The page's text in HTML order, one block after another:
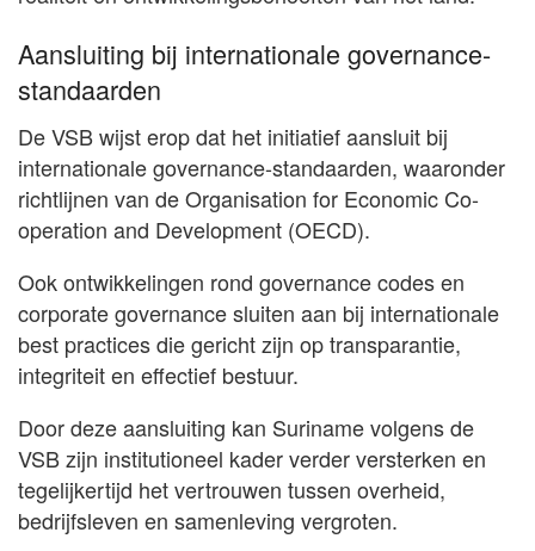
Aansluiting bij internationale governance-
standaarden
De VSB wijst erop dat het initiatief aansluit bij
internationale governance-standaarden, waaronder
richtlijnen van de Organisation for Economic Co-
operation and Development (OECD).
Ook ontwikkelingen rond governance codes en
corporate governance sluiten aan bij internationale
best practices die gericht zijn op transparantie,
integriteit en effectief bestuur.
Door deze aansluiting kan Suriname volgens de
VSB zijn institutioneel kader verder versterken en
tegelijkertijd het vertrouwen tussen overheid,
bedrijfsleven en samenleving vergroten.